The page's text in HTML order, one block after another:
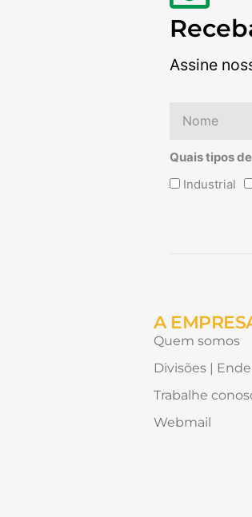
Assine
Quais tipos
QuaisIndustrial
A
Quem somos
Divisões |
Trabalhe
Webmail